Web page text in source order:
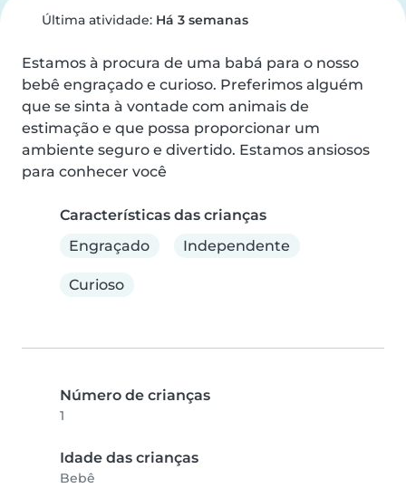
Última atividade: Há 3 semanas
Estamos à procura de uma babá para o nosso
bebê engraçado e curioso. Preferimos alguém
que se sinta à vontade com animais de
estimação e que possa proporcionar um
ambiente seguro e divertido. Estamos ansiosos
para conhecer você
Características das crianças
Engraçado
Independente
Curioso
Número de crianças
1
Idade das crianças
Bebê